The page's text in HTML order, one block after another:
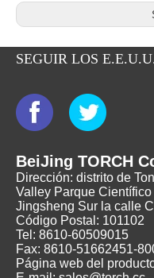
SEGUIR LOS
BeiJing TORCH
Dirección: distrito de
Valley Parque
Jingsheng Sur la calle
Código Postal: 101102
Tel: 8610-60509015
Fax: 8610-51662451-
Página web del